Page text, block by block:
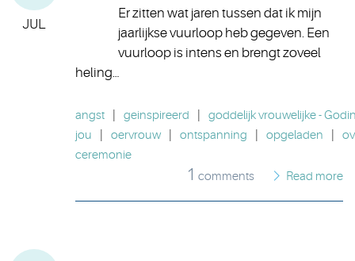
JUL
Er zitten wat jaren tussen dat ik mijn
jaarlijkse vuurloop heb gegeven. Een
vuurloop is intens en brengt zoveel
heling…
angst geinspireerd
goddelijk vrouwelijke -
jou
oervrouw ontspanning opgeladen
ceremonie
1 comments Read more